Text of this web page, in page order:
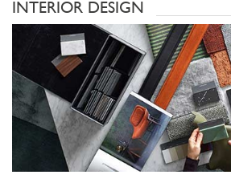
INTERIOR DESIGN